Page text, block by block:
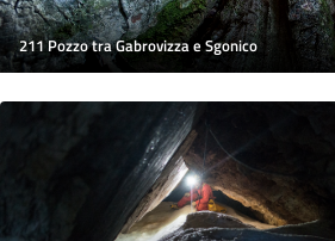
211 Pozzo tra Gabrovizza e Sgonico